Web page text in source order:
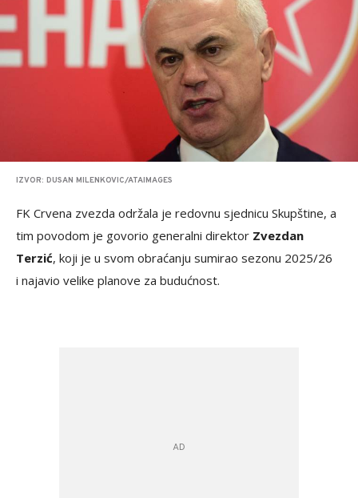
IZVOR: DUSAN MILENKOVIC/ATAIMAGES
FK Crvena zvezda održala je redovnu sjednicu Skupštine, a
tim povodom je govorio generalni direktor Zvezdan
Terzić, koji je u svom obraćanju sumirao sezonu 2025/26
i najavio velike planove za budućnost.